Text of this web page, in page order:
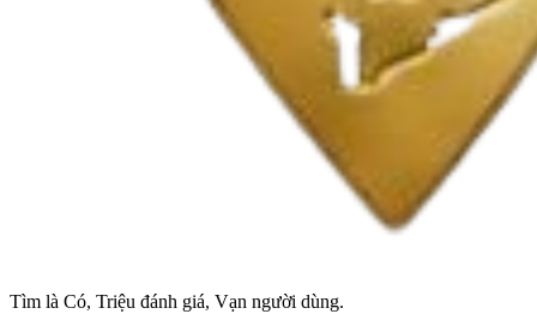
Tìm là Có, Triệu đánh giá, Vạn người dùng.